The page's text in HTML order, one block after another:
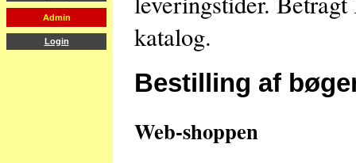
Admin
Login
katalog.
Bestilling af
Web-shoppen